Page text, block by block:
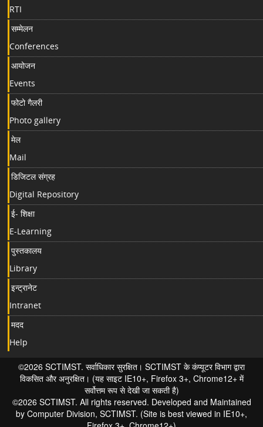
RTI
सम्मेलन
Conferences
आयोजन
Events
फोटो गैलरी
Photo gallery
मेल
Mail
डिजिटल संग्रह
Digital Repository
ई- शिक्षा
E-Learning
पुस्तकालय
Library
इन्ट्रानेट
Intranet
मदद
Help
©2026 SCTIMST. सर्वाधिकार सुरक्षित। SCTIMST के कंप्यूटर विभाग द्वारा
विकसित और अनुरक्षित। (यह साइट IE10+, Firefox 3+, Chrome12+ में
सर्वोत्तम रूप से देखी जा सकती है)
©2026 SCTIMST. All rights reserved. Developed and Maintained
by Computer Division, SCTIMST. (Site is best viewed in IE10+,